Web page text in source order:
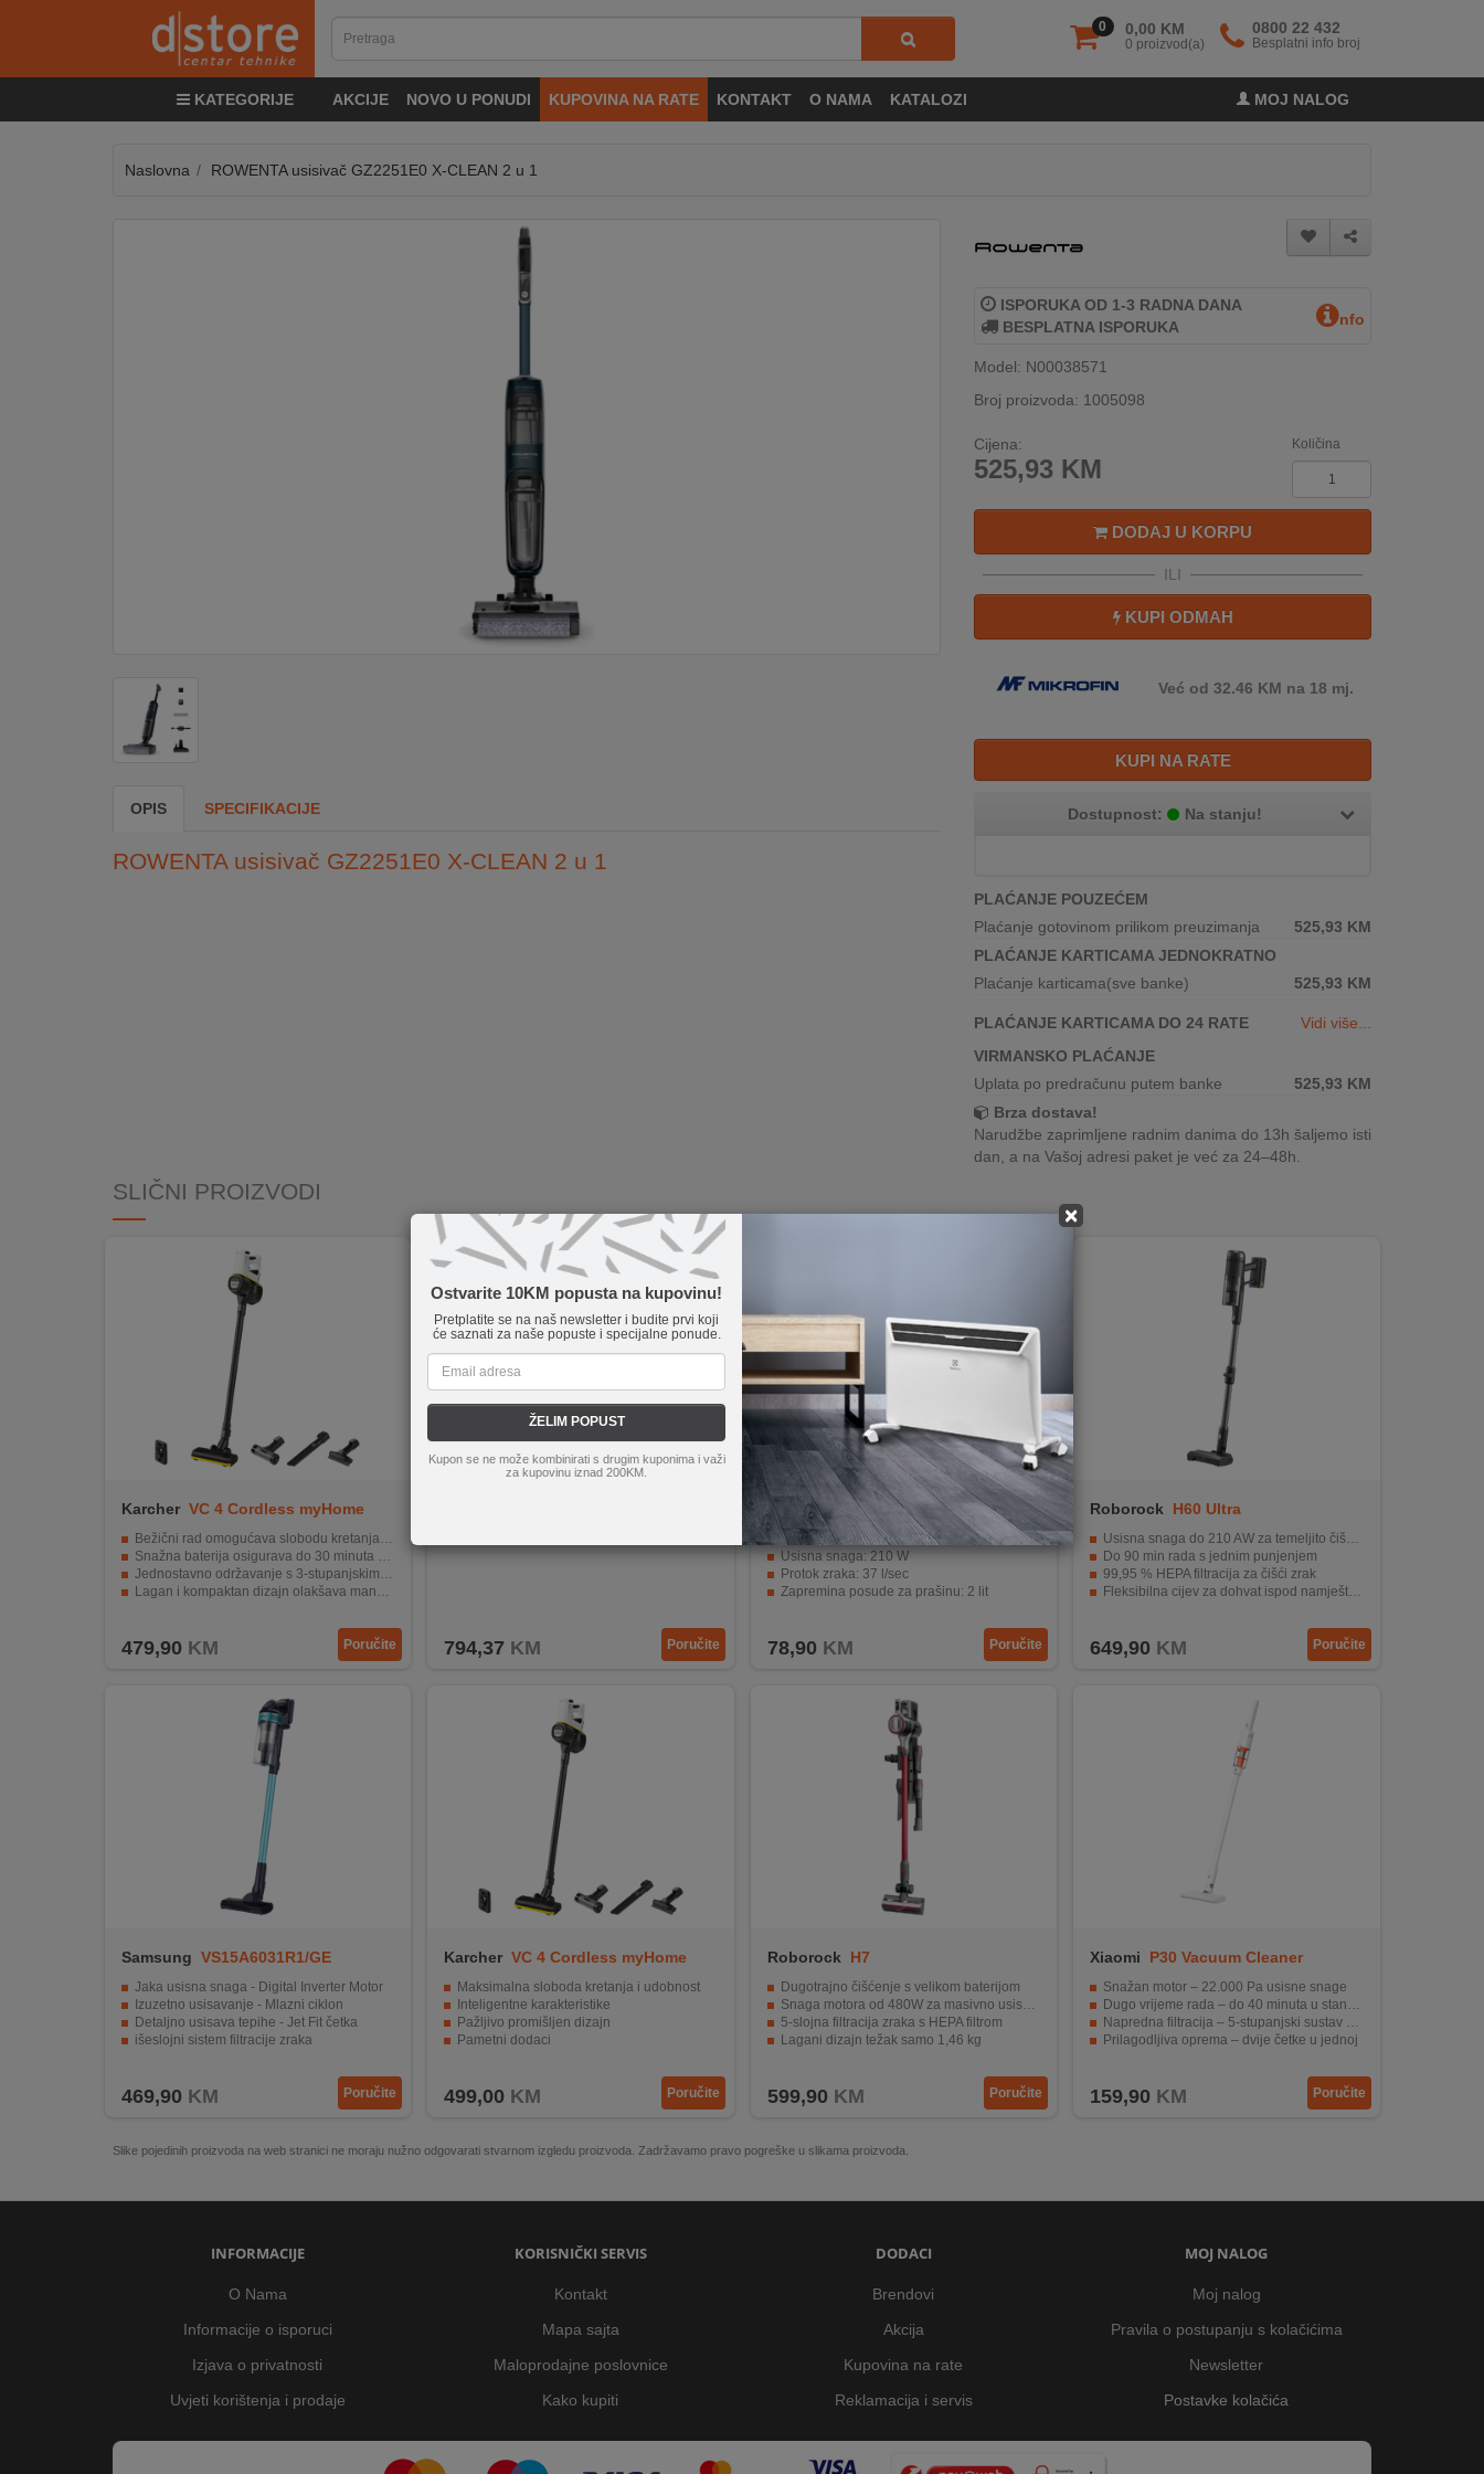
0 0,00 KM
0 proizvod(a)
0800 22 432
Besplatni info broj
KATEGORIJE AKCIJE NOVO U PONUDI KUPOVINA NA RATE KONTAKT O NAMA KATALOZI MOJ NALOG
&
KLIMATIZACIJA
×
Ostvarite 10KM popusta na kupovinu!
Pretplatite se na naš newsletter i budite prvi koji
će saznati za naše popuste i specijalne ponude.
ŽELIM POPUST
Kupon se ne može kombinirati s drugim kuponima i važi
za kupovinu iznad 200KM.
Naslovna ROWENTA usisivač GZ2251E0 X-CLEAN 2 u 1
OPIS SPECIFIKACIJE
ROWENTA usisivač GZ2251E0 X-CLEAN 2 u 1
ISPORUKA OD 1-3 RADNA DANA
BESPLATNA ISPORUKA
nfo
Model: N00038571
Broj proizvoda: 1005098
Cijena:
525,93 KM
Količina
DODAJ U KORPU
ILI
KUPI ODMAH
Već od 32.46 KM na 18 mj.
KUPI NA RATE
Dostupnost: Na stanju!
PLAĆANJE POUZEĆEM
Plaćanje gotovinom prilikom preuzimanja
525,93 KM
PLAĆANJE KARTICAMA JEDNOKRATNO
Plaćanje karticama(sve banke)
525,93 KM
PLAĆANJE KARTICAMA DO 24 RATE
Vidi više...
VIRMANSKO PLAĆANJE
Uplata po predračunu putem banke
525,93 KM
Brza dostava!
Narudžbe zaprimljene radnim danima do 13h šaljemo isti
dan, a na Vašoj adresi paket je već za 24–48h.
SLIČNI PROIZVODI
Karcher VC 4 Cordless myHome
Bežični rad omogućava slobodu kretanja bez ograničenja
Snažna baterija osigurava do 30 minuta neprekidnog rada
Jednostavno održavanje s 3-stupanjskim sustavom filtracije i jednim klikom za pražnjenje
Lagan i kompaktan dizajn olakšava manevriranje i pohranu
479,90 KM Poručite 794,37 KM Poručite
ZLN1235/BL
Snaga motora: 800 W (ekvivalentno 1600W)
Usisna snaga: 210 W
Protok zraka: 37 l/sec
Zapremina posude za prašinu: 2 lit
78,90 KM Poručite
Roborock H60 Ultra
Usisna snaga do 210 AW za temeljito čišćenje
Do 90 min rada s jednim punjenjem
99,95 % HEPA filtracija za čišći zrak
Fleksibilna cijev za dohvat ispod namještaja
649,90 KM Poručite
Samsung VS15A6031R1/GE
Jaka usisna snaga - Digital Inverter Motor
Izuzetno usisavanje - Mlazni ciklon
Detaljno usisava tepihe - Jet Fit četka
išeslojni sistem filtracije zraka
469,90 KM Poručite
Karcher VC 4 Cordless myHome
Maksimalna sloboda kretanja i udobnost
Inteligentne karakteristike
Pažljivo promišljen dizajn
Pametni dodaci
499,00 KM Poručite
Roborock H7
Dugotrajno čišćenje s velikom baterijom
Snaga motora od 480W za masivno usisavanje
5-slojna filtracija zraka s HEPA filtrom
Lagani dizajn težak samo 1,46 kg
599,90 KM Poručite
Xiaomi P30 Vacuum Cleaner
Snažan motor – 22.000 Pa usisne snage
Dugo vrijeme rada – do 40 minuta u standardnom načinu
Napredna filtracija – 5-stupanjski sustav s učinkovitošću od 99,8 %
Prilagodljiva oprema – dvije četke u jednoj
159,90 KM Poručite
Slike pojedinih proizvoda na web stranici ne moraju nužno odgovarati stvarnom izgledu proizvoda. Zadržavamo pravo pogreške u slikama proizvoda.
INFORMACIJE
O Nama
Informacije o isporuci
Izjava o privatnosti
Uvjeti korištenja i prodaje
KORISNIČKI SERVIS
Kontakt
Mapa sajta
Maloprodajne poslovnice
Kako kupiti
DODACI
Brendovi
Akcija
Kupovina na rate
Reklamacija i servis
MOJ NALOG
Moj nalog
Pravila o postupanju s kolačićima
Newsletter
Postavke kolačića